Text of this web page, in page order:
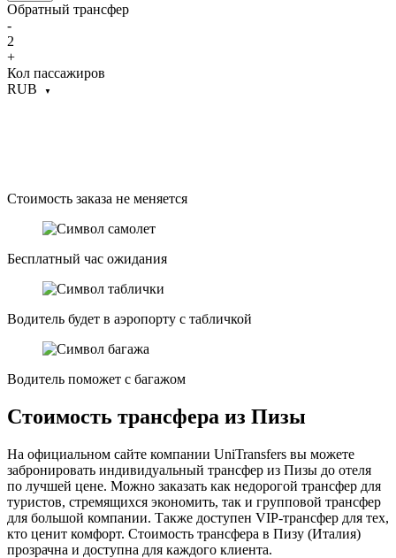
Обратный трансфер
-
2
+
Кол пассажиров
RUB
▼
Стоимость заказа не меняется
Бесплатный час ожидания
Водитель будет в аэропорту с табличкой
Водитель поможет с багажом
Стоимость трансфера из Пизы
На официальном сайте компании UniTransfers вы можете
забронировать индивидуальный трансфер из Пизы до отеля
по лучшей цене. Можно заказать как недорогой трансфер для
туристов, стремящихся экономить, так и групповой трансфер
для большой компании. Также доступен VIP-трансфер для тех,
кто ценит комфорт. Стоимость трансфера в Пизу (Италия)
прозрачна и доступна для каждого клиента.